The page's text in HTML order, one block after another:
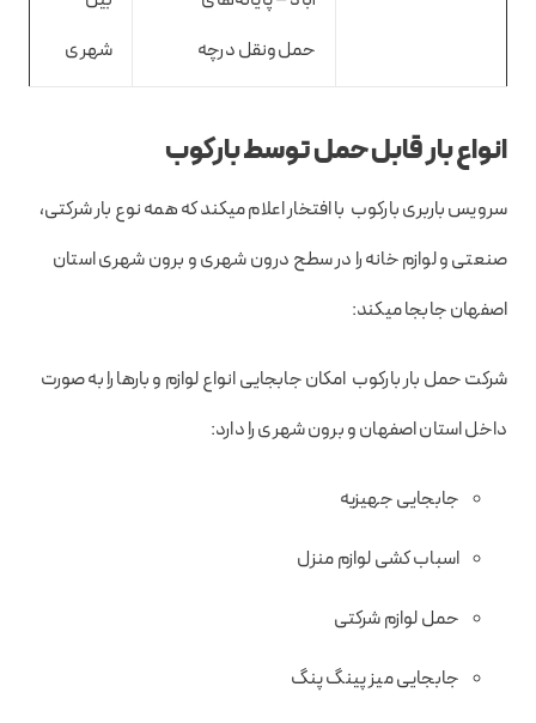
حمل‌ونقل درچه
شهری
انواع بار قابل حمل توسط بارکوب
سرویس باربری بارکوب با افتخار اعلام میکند که همه نوع بار شرکتی،
صنعتی و لوازم خانه را در سطح درون شهری و برون شهری استان
اصفهان جابجا میکند:
شرکت حمل بار بارکوب امکان جابجایی انواع لوازم و بارها را به صورت
داخل استان اصفهان و برون شهری را دارد:
جابجایی جهیزیه
اسباب کشی لوازم منزل
حمل لوازم شرکتی
جابجایی میز پینگ پنگ